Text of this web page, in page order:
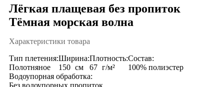
Лёгкая плащевая без пропиток
Тёмная морская волна
Характеристики товара
Тип плетения:
Полотняное
Ширина:
150 см
Плотность:
67 г/м²
Состав:
100% полиэстер
Водоупорная обработка:
Без водоупорных пропиток